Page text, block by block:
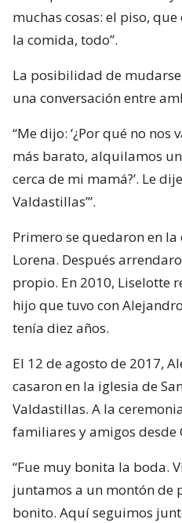
muchas cosas: el piso,
la comida, todo”.
La posibilidad de
una conversación entre
“Me dijo: ‘¿Por qué no
más barato, alquilamos
cerca de mi mamá?’. Le
Valdastillas’”.
Primero se quedaron en
Lorena. Después
propio. En 2010, Liselotte
hijo que tuvo con
tenía diez años.
El 12 de agosto de 2017,
casaron en la iglesia de
Valdastillas. A la
familiares y amigos desde
“Fue muy bonita la boda.
juntamos a un montón de
bonito. Aquí seguimos